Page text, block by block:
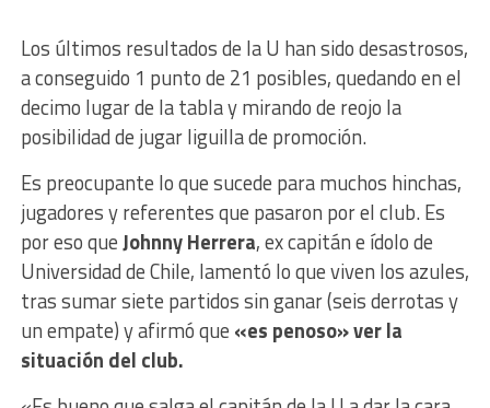
Los últimos resultados de la U han sido desastrosos,
a conseguido 1 punto de 21 posibles, quedando en el
decimo lugar de la tabla y mirando de reojo la
posibilidad de jugar liguilla de promoción.
Es preocupante lo que sucede para muchos hinchas,
jugadores y referentes que pasaron por el club. Es
por eso queJohnny Herrera, ex capitán e ídolo de
Universidad de Chile, lamentó lo que viven los azules,
tras sumar siete partidos sin ganar (seis derrotas y
un empate) y afirmó que «es penoso» ver la
situación del club.